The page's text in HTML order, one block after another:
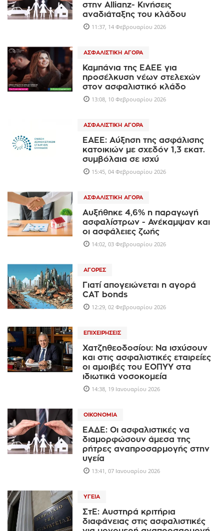
στην Allianz- Κινήσεις
αναδιάταξης του κλάδου
11:37, 14 Φεβρουαρίου 2026
ΑΣΦΑΛΙΣΤΙΚΉ ΑΓΟΡΆ
Καμπάνια της ΕΑΕΕ για
προσέλκυση νέων στελεχών
στον ασφαλιστικό κλάδο
13:08, 10 Φεβρουαρίου 2026
ΑΣΦΑΛΙΣΤΙΚΉ ΑΓΟΡΆ
ΕΑΕΕ: Αύξηση της ασφάλισης
κατοικιών με σχεδόν 1,3 εκατ.
συμβόλαια σε ισχύ
15:45, 04 Φεβρουαρίου 2026
ΑΣΦΑΛΙΣΤΙΚΉ ΑΓΟΡΆ
Αυξήθηκε 4,6% η παραγωγή
ασφαλίστρων - Ανέκαμψαν και
οι ασφάλειες ζωής
14:02, 03 Φεβρουαρίου 2026
ΑΓΟΡΈΣ
Γιατί απογειώνεται η αγορά
CAT bonds
12:29, 02 Φεβρουαρίου 2026
ΕΠΙΧΕΙΡΉΣΕΙΣ
Χατζηθεοδοσίου: Να ισχύσουν
και στις ασφαλιστικές εταιρείες
οι αμοιβές του ΕΟΠΥΥ στα
ιδιωτικά νοσοκομεία
14:38, 19 Ιανουαρίου 2026
ΟΙΚΟΝΟΜΊΑ
ΕΑΔΕ: Οι ασφαλιστικές να
διαμορφώσουν άμεσα της
ρήτρες αναπροσαρμογής στην
υγεία
13:41, 07 Ιανουαρίου 2026
ΥΓΕΊΑ
ΣτΕ: Αυστηρά κριτήρια
διαφάνειας στις ασφαλιστικές